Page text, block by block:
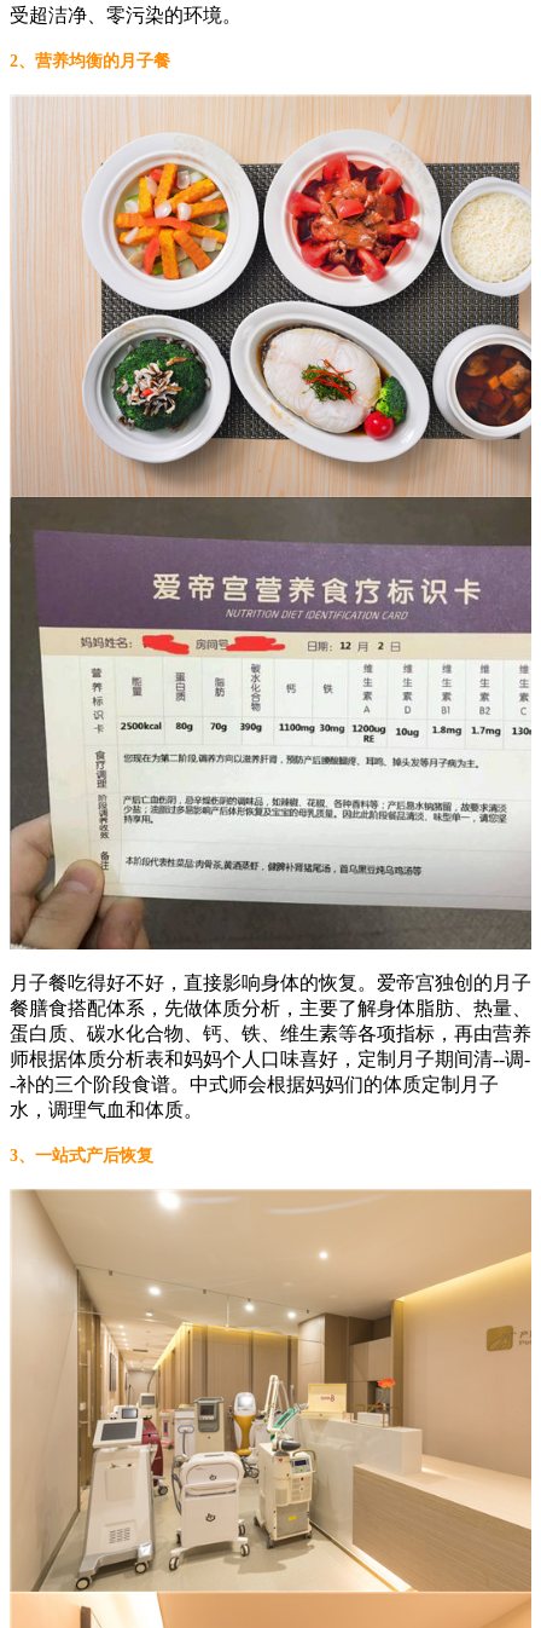
受超洁净、零污染的环境。
2、营养均衡的月子餐
月子餐吃得好不好，直接影响身体的恢复。爱帝宫独创的月子
餐膳食搭配体系，先做体质分析，主要了解身体脂肪、热量、
蛋白质、碳水化合物、钙、铁、维生素等各项指标，再由营养
师根据体质分析表和妈妈个人口味喜好，定制月子期间清--调-
-补的三个阶段食谱。中式师会根据妈妈们的体质定制月子
水，调理气血和体质。
3、一站式产后恢复